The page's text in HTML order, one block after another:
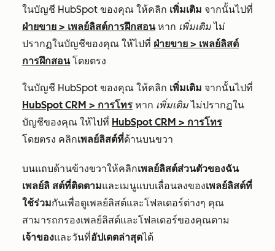
ในบัญชี HubSpot ของคุณ ให้คลิก เพิ่มเติม จากนั้นไปที่
ฝ่ายขาย > เพลย์ลิสต์การฝึกสอนหาก เพิ่มเติมไม่
ปรากฏในบัญชีของคุณ ให้ไปที่ ฝ่ายขาย > เพลย์ลิสต์
การฝึกสอนโดยตรง
ในบัญชี HubSpot ของคุณ ให้คลิก เพิ่มเติม จากนั้นไปที่
HubSpot CRM > การโทร หาก เพิ่มเติมไม่ปรากฏใน
บัญชีของคุณ ให้ไปที่ HubSpot CRM > การโทร
โดยตรง คลิกเพลย์ลิสต์ที่ด้านบนขวา
บนแถบด้านข้างขวาให้คลิกเพลย์ลิสต์ส่วนตัวของฉัน
เพลย์ลิ สต์ที่ติดตามและเมนูแบบเลื่อนลงของเพลย์ลิสต์ที่
ใช้ร่วมกันเพื่อดูเพลย์ลิสต์และโฟลเดอร์ต่างๆ คุณ
สามารถกรองเพลย์ลิสต์และโฟลเดอร์ของคุณตาม
เจ้าของและวันที่อัปเดตล่าสุดได้